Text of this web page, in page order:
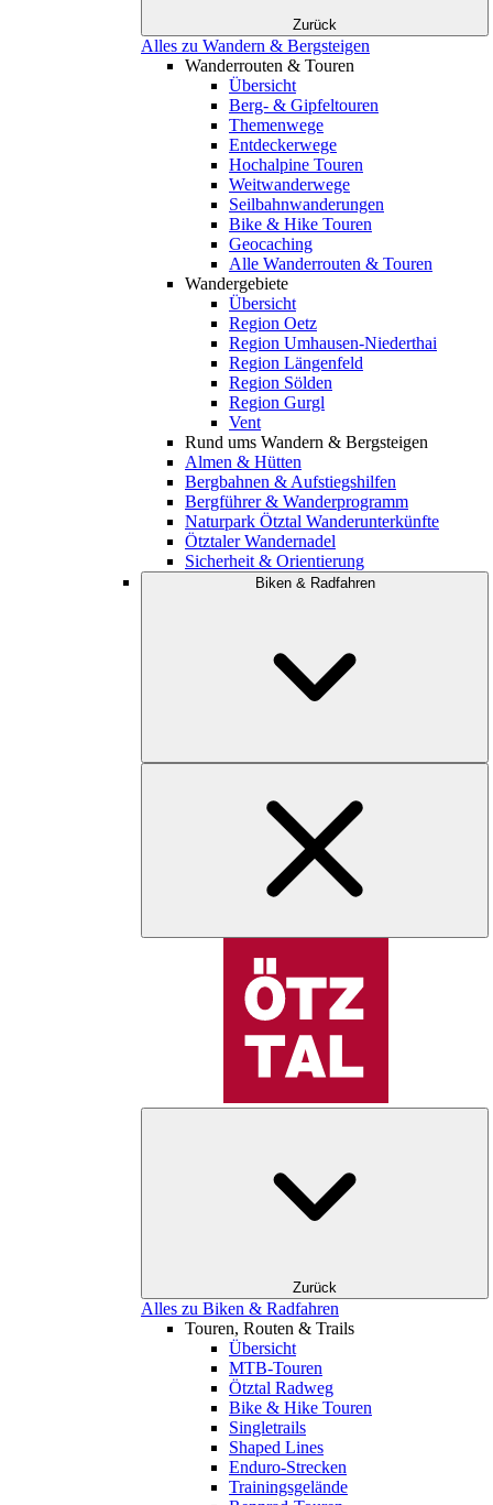
Zurück
Alles zu Wandern & Bergsteigen
Wanderrouten & Touren
Übersicht
Berg- & Gipfeltouren
Themenwege
Entdeckerwege
Hochalpine Touren
Weitwanderwege
Seilbahnwanderungen
Bike & Hike Touren
Geocaching
Alle Wanderrouten & Touren
Wandergebiete
Übersicht
Region Oetz
Region Umhausen-Niederthai
Region Längenfeld
Region Sölden
Region Gurgl
Vent
Rund ums Wandern & Bergsteigen
Almen & Hütten
Bergbahnen & Aufstiegshilfen
Bergführer & Wanderprogramm
Naturpark Ötztal Wanderunterkünfte
Ötztaler Wandernadel
Sicherheit & Orientierung
Biken & Radfahren
Zurück
Alles zu Biken & Radfahren
Touren, Routen & Trails
Übersicht
MTB-Touren
Ötztal Radweg
Bike & Hike Touren
Singletrails
Shaped Lines
Enduro-Strecken
Trainingsgelände